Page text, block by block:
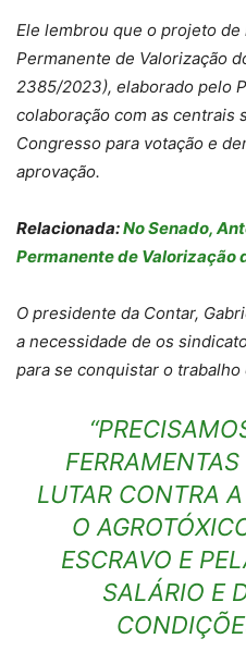
Ele lembrou que o projeto
Permanente de Valorização
2385/2023), elaborado pelo
colaboração com as centrais
Congresso para votação e
aprovação.
Relacionada:No Senado,
Permanente de Valorização
O presidente da Contar,
a necessidade de os
para se conquistar o trabalho
LUTAR CONTRA
O
ESCRAVO E
SALÁRIO E